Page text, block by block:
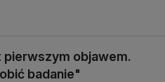
pierwszym objawem.
badanie"